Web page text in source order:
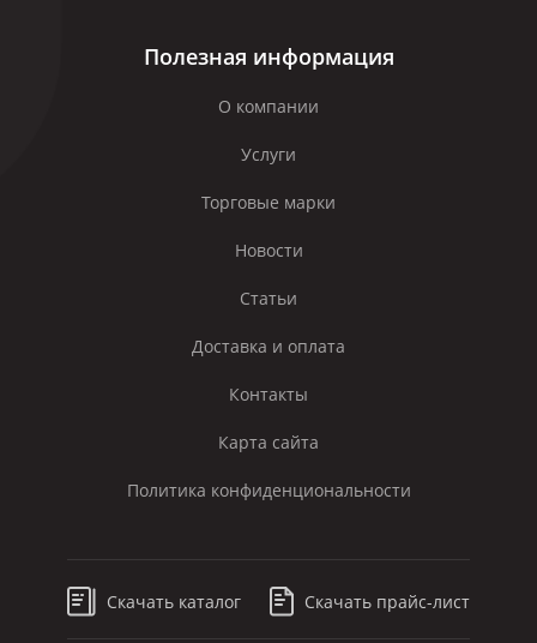
Полезная информация
О компании
Услуги
Торговые марки
Новости
Статьи
Доставка и оплата
Контакты
Карта сайта
Политика конфиденциональности
Скачать каталог Скачать прайс-лист